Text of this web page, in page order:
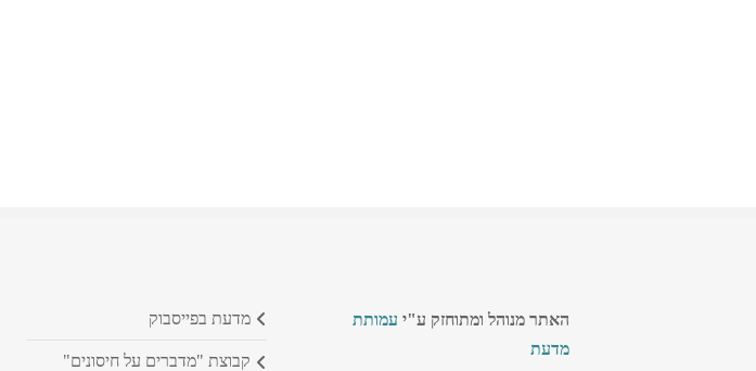
האתר מנוהל ומתוחזק ע"י עמותת
מדעת
מדעת בפייסבוק
קבוצת "מדברים על חיסונים"